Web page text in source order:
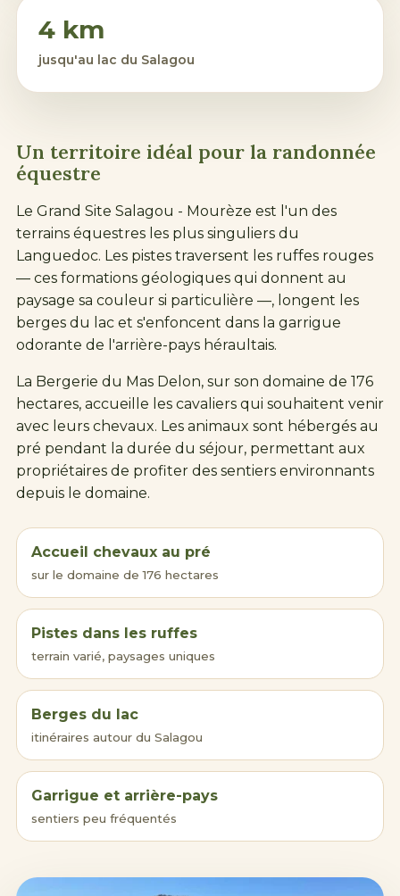
4 km
jusqu'au lac du Salagou
Un territoire idéal pour la randonnée
équestre
Le Grand Site Salagou - Mourèze est l'un des
terrains équestres les plus singuliers du
Languedoc. Les pistes traversent les ruffes rouges
— ces formations géologiques qui donnent au
paysage sa couleur si particulière —, longent les
berges du lac et s'enfoncent dans la garrigue
odorante de l'arrière-pays héraultais.
La Bergerie du Mas Delon, sur son domaine de 176
hectares, accueille les cavaliers qui souhaitent venir
avec leurs chevaux. Les animaux sont hébergés au
pré pendant la durée du séjour, permettant aux
propriétaires de profiter des sentiers environnants
depuis le domaine.
Accueil chevaux au pré
sur le domaine de 176 hectares
Pistes dans les ruffes
terrain varié, paysages uniques
Berges du lac
itinéraires autour du Salagou
Garrigue et arrière-pays
sentiers peu fréquentés